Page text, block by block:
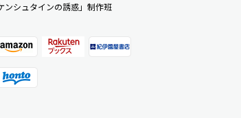
ンシュタインの誘惑」制作班